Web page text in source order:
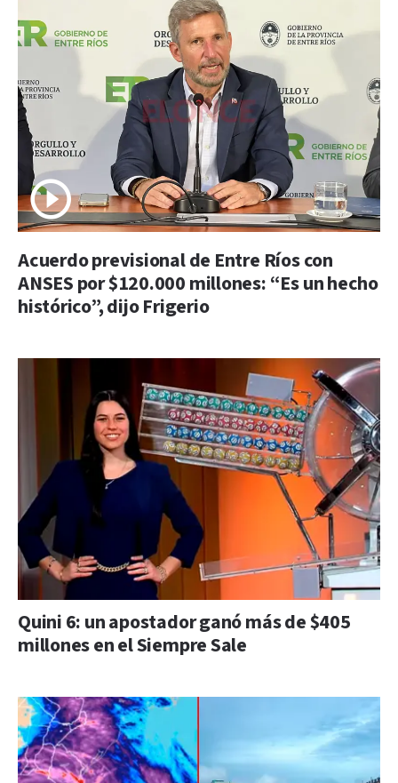
Acuerdo previsional de Entre Ríos con
ANSES por $120.000 millones: “Es un hecho
histórico”, dijo Frigerio
Quini 6: un apostador ganó más de $405
millones en el Siempre Sale